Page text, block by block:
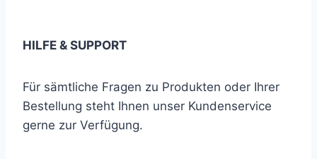
HILFE & SUPPORT
Für sämtliche Fragen zu Produkten oder Ihrer
Bestellung steht Ihnen unser Kundenservice
gerne zur Verfügung.